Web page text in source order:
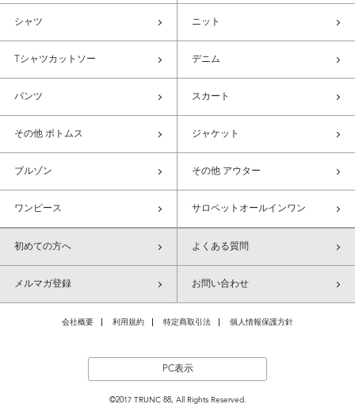
シャツ ニット
Tシャツカットソー デニム
パンツ スカート
その他 ボトムス ジャケット
ブルゾン その他 アウター
ワンピース サロペットオールインワン
初めての方へ よくある質問
メルマガ登録 お問い合わせ
会社概要 利用規約 特定商取引法 個人情報保護方針
PC表示
©2017 TRUNC 88, All Rights Reserved.